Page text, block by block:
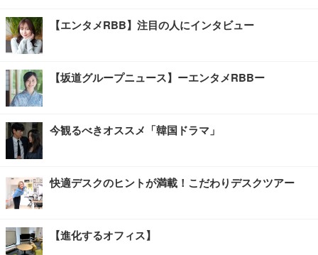
【エンタメRBB】注目の人にインタビュー
【坂道グループニュース】ーエンタメRBBー
今観るべきオススメ「韓国ドラマ」
快適デスクのヒントが満載！こだわりデスクツアー
【進化するオフィス】